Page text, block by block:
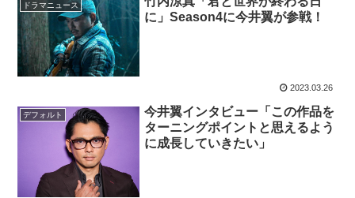
ドラマニュース
に」Season4に今井翼が参戦！
2023.03.26
デフォルト
今井翼インタビュー「この作品を
ターニングポイントと思えるよう
に成長していきたい」